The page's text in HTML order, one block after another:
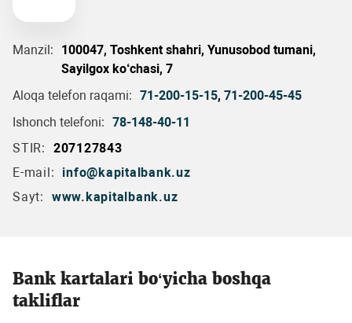
Manzil:
100047, Toshkent shahri, Yunusobod tumani,
Sayilgox ko‘chasi, 7
Aloqa telefon raqami: 71-200-15-15, 71-200-45-45
Ishonch telefoni: 78-148-40-11
STIR:
207127843
E-mail:
info@kapitalbank.uz
Sayt:
www.kapitalbank.uz
Bank kartalari bo‘yicha boshqa
takliflar